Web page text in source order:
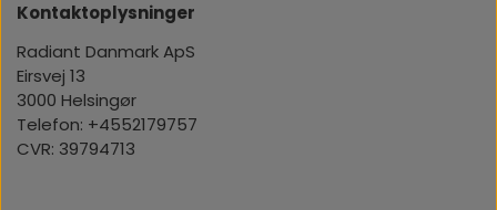
Kontaktoplysninger
Radiant Danmark ApS
Eirsvej 13
3000 Helsingør
Telefon: +4552179757
CVR: 39794713